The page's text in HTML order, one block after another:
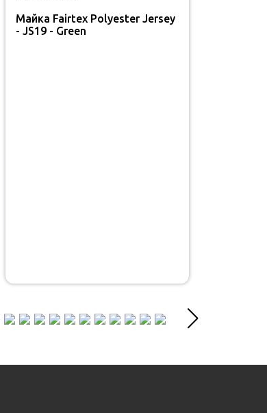
Майка Fairtex Polyester Jersey
- JS19 - Green